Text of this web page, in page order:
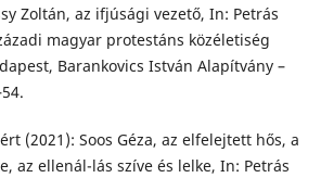
Zoltán, az ifjúsági vezető, In: Petrás
magyar protestáns közéletiség
Barankovics István Alapítvány –
(2021): Soos Géza, az elfelejtett hős, a
az ellenál-lás szíve és lelke, In: Petrás